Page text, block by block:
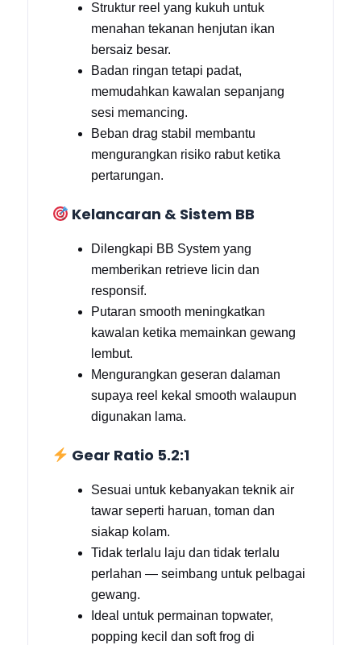
Struktur reel yang kukuh untuk
menahan tekanan henjutan ikan
bersaiz besar.
Badan ringan tetapi padat,
memudahkan kawalan sepanjang
sesi memancing.
Beban drag stabil membantu
mengurangkan risiko rabut ketika
pertarungan.
Kelancaran & Sistem BB
Dilengkapi BB System yang
memberikan retrieve licin dan
responsif.
Putaran smooth meningkatkan
kawalan ketika memainkan gewang
lembut.
Mengurangkan geseran dalaman
supaya reel kekal smooth walaupun
digunakan lama.
Gear Ratio 5.2:1
Sesuai untuk kebanyakan teknik air
tawar seperti haruan, toman dan
siakap kolam.
Tidak terlalu laju dan tidak terlalu
perlahan — seimbang untuk pelbagai
gewang.
Ideal untuk permainan topwater,
popping kecil dan soft frog di